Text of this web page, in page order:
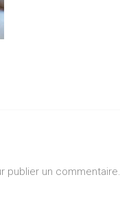
publier un commentaire.